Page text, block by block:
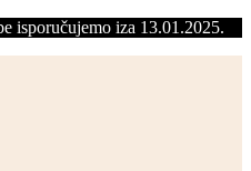
isporučujemo iza 13.01.2025.